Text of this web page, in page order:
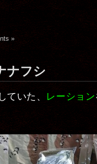
»
ナフシ
ていた、 レーション